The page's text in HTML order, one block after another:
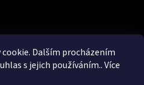
Dalším procházením
s jejich používáním.. Více